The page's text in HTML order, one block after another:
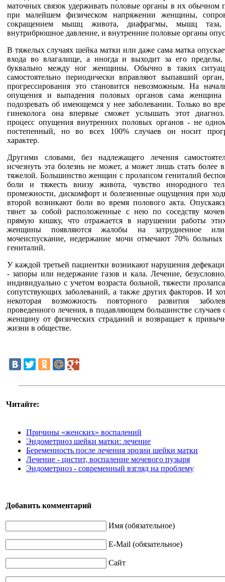
маточных связок удерживать половые органы в их
при малейшем физическом напряжении женщины,
сокращением мышц живота, диафрагмы, мышц таза,
внутрибрюшное давление, и внутренние половые органы
В тяжелых случаях шейка матки или даже сама матка
входа во влагалище, а иногда и выходит за его пределы,
буквально между ног женщины. Обычно в таких
самостоятельно периодически вправляют выпавший
прогрессирования это становится невозможным. На
опущения и выпадения половых органов сама
подозревать об имеющемся у нее заболевании. Только во
гинеколога она впервые сможет услышать этот
процесс опущения внутренних половых органов - не
постепенный, но во всех 100% случаев он носит
характер.
Другими словами, без надлежащего лечения
исчезнуть эта болезнь не может, а может лишь стать более
тяжелой. Большинство женщин с пролапсом гениталий
боли и тяжесть внизу живота, чувство инородного
промежности, дискомфорт и болезненные ощущения при
второй возникают боли во время полового акта.
тянет за собой расположенные с нею по соседству
прямую кишку, что отражается в нарушении работы
женщины появляются жалобы на затрудненное
мочеиспускание, недержание мочи отмечают 70%
гениталий.
У каждой третьей пациентки возникают нарушения
- запоры или недержание газов и кала. Лечение,
индивидуально с учетом возраста больной, тяжести
сопутствующих заболеваний, а также других факторов. И
некоторая возможность повторного развития
проведенного лечения, в подавляющем большинстве случаев
женщину от физических страданий и возвращает к
жизни в обществе.
Читайте:
Причины «женских» воспалений
Эндометриоз шейки матки: лечение
Беременность после лечения эрозии шейки матки
Лечение - цистит, воспаление мочевого пузыря
Эндометриоз - современный взгляд на проблему
Добавить комментарий
Имя (обязательное)
E-Mail (обязательное)
Сайт